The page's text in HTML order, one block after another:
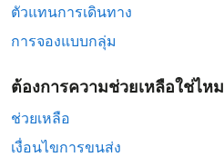
ตัวแทนการเดินทาง
การจองแบบกลุ่ม
ต้องการความช่วยเหลือใช่ไหม
ช่วยเหลือ
เงื่อนไขการขนส่ง